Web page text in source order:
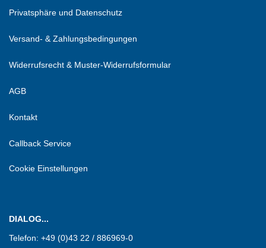
Privatsphäre und Datenschutz
Versand- & Zahlungsbedingungen
Widerrufsrecht & Muster-Widerrufsformular
AGB
Kontakt
Callback Service
Cookie Einstellungen
DIALOG...
Telefon: +49 (0)43 22 / 886969-0